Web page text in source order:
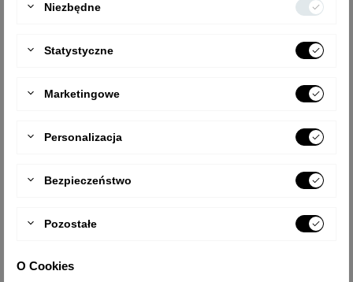
LICZBA STOPNI 2x4
CIĘŻAR [KG] 3,2
2x5
24h
Niezbędne
Statystyczne
Marketingowe
Personalizacja
Bezpieczeństwo
Pozostałe
O Cookies